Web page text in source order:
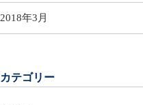
2018年3月
カテゴリー